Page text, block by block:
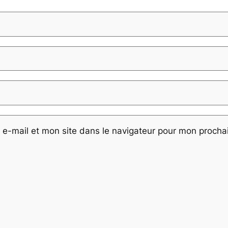
mail et mon site dans le navigateur pour mon